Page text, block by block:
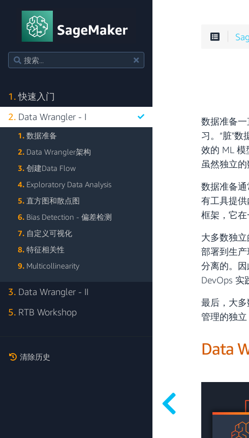
1.快速入门
2. Data Wrangler - I
1.数据准备
2. Data Wrangler架构
3.创建Data Flow
4. Exploratory Data Analysis
5.直方图和散点图
6. Bias Detection - 偏差检测
7. 自定义可视化
8.特征相关性
9. Multicollinearity
3. Data Wrangler - II
5. RTB Workshop
清除历史
数据准备
习。“脏"
效的 ML 模
虽然独立
数据准备
有工具提
框架，它
大多数独
部署到生
分离的。
DevOps 实
最后，大
管理的独立
Data